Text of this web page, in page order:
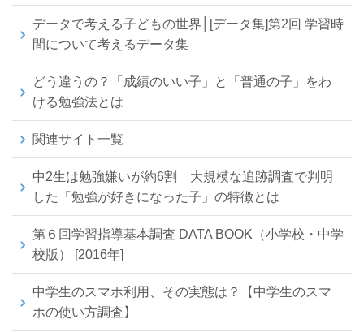
データで考える子どもの世界│[データ集]第2回 学習時
間について考えるデータ集
どう違うの？「成績のいい子」と「普通の子」をわ
ける勉強法とは
関連サイト一覧
中2生は勉強嫌いが約6割 大規模な追跡調査で判明
した「勉強が好きになった子」の特徴とは
第６回学習指導基本調査 DATA BOOK（小学校・中学
校版） [2016年]
中学生のスマホ利用、その実態は？【中学生のスマ
ホの使い方調査】